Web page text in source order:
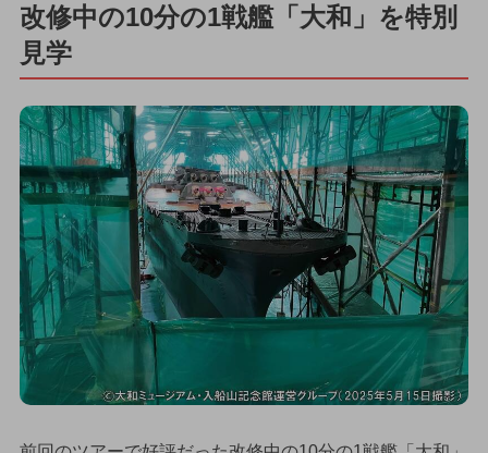
改修中の10分の1戦艦「大和」を特別
見学